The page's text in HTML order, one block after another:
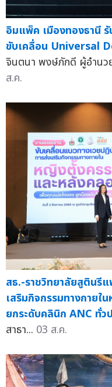
อิมแพ็ค เมืองทองธานี
ขับเคลื่อน Universal
จินตนา พงษ์ภักดี ผู้อำนว
ส.ค.
สธ.-ราชวิทยาลัยสูติน
เสริมกิจกรรมทางกาย
ยกระดับคลินิก ANC ทั่ว
สาธา... 03 ส.ค.